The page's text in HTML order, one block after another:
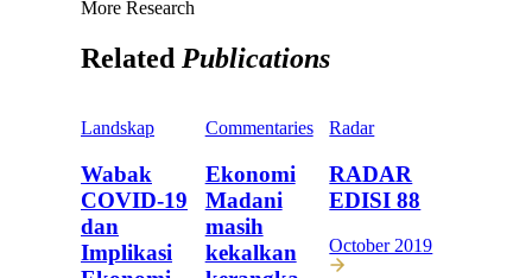
More Research
Related Publications
Landskap
Wabak
COVID-19
dan
Implikasi
Commentaries
Ekonomi
Madani
masih
kekalkan
Radar
RADAR
EDISI 88
October 2019